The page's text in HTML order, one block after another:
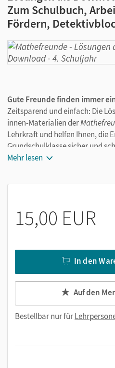
Zum Schulbuch,
Fördern,
Gute Freunde finden immer
Zeitsparend und einfach: Die
innen-Materialien der
Lehrkraft und helfen Ihnen, die
Grundschulklasse sicher und
Alternativ können Sie die
Mehr lesen
15,00 EUR
In den
Auf den
Bestellbar nur für